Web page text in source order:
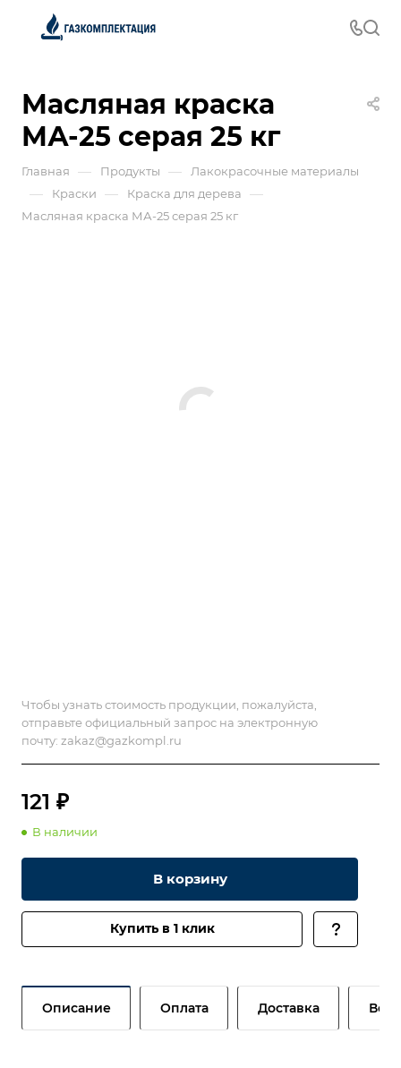
Масляная краска
МА-25 серая 25 кг
Главная — Продукты — Лакокрасочные материалы
— Краски — Краска для дерева —
Масляная краска МА-25 серая 25 кг
Чтобы узнать стоимость продукции, пожалуйста,
отправьте официальный запрос на электронную
почту: zakaz@gazkompl.ru
121 ₽
В наличии
В корзину
Купить в 1 клик
Описание Оплата Доставка